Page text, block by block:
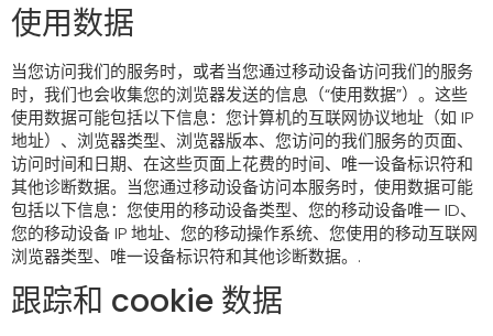
使用数据
当您访问我们的服务时，或者当您通过移动设备访问我们的服务
时，我们也会收集您的浏览器发送的信息（“使用数据”）。这些
使用数据可能包括以下信息：您计算机的互联网协议地址（如 IP
地址）、浏览器类型、浏览器版本、您访问的我们服务的页面、
访问时间和日期、在这些页面上花费的时间、唯一设备标识符和
其他诊断数据。当您通过移动设备访问本服务时，使用数据可能
包括以下信息：您使用的移动设备类型、您的移动设备唯一 ID、
您的移动设备 IP 地址、您的移动操作系统、您使用的移动互联网
浏览器类型、唯一设备标识符和其他诊断数据。.
跟踪和 cookie 数据